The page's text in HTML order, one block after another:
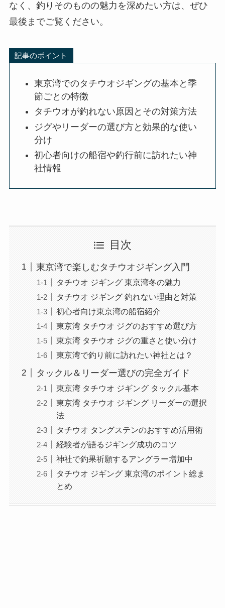
なく、釣りそのものの魅力を深めたい方は、ぜひ
最後までご覧ください。
記事のポイント
東京湾でのタチウオジギングの基本と季
節ごとの特徴
タチウオが釣れない原因とその対策方法
ジグやリーダーの選び方と効果的な使い
分け
初心者向けの船宿や釣行前に訪れたい神
社情報
目次
東京湾で楽しむタチウオジギング入門
タチウオ ジギング 東京湾冬の魅力
タチウオ ジギング 釣れない理由と対策
初心者向け東京湾の船宿紹介
東京湾 タチウオ ジグのおすすめ選び方
東京湾 タチウオ ジグの重さと使い分け
東京湾で釣り前に訪れたい神社とは？
タックル＆リーダー選びの完全ガイド
東京湾 タチウオ ジギング タックル基本
東京湾 タチウオ ジギング リーダーの選択
法
タチウオ タングステンのおすすめ活用術
経験者が語るジギング成功のコツ
神社で釣果祈願するアングラー増加中
タチウオ ジギング 東京湾のポイント総ま
とめ